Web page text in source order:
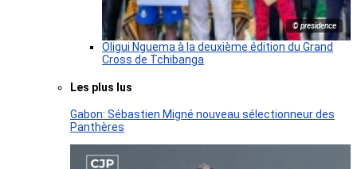
© presidence
Oligui Nguema à la deuxième édition du Grand
Cross de Tchibanga
Les plus lus
Gabon: Sébastien Migné nouveau sélectionneur des
Panthères